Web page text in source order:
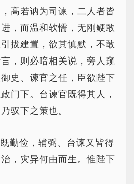
高若讷为司谏，二人者皆
，而温和软懦，无刚鲠敢
拔建置，欲其慎默，不敢
，则必暗相关说，旁人窥
史、谏官之任，臣欲陛下
门下。台谏官既得其人，
驭下之策也。
勤俭，辅弼、台谏又皆得
，灾异何由而生。惟陛下